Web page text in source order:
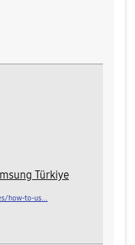
Türkiye
how-to-us...